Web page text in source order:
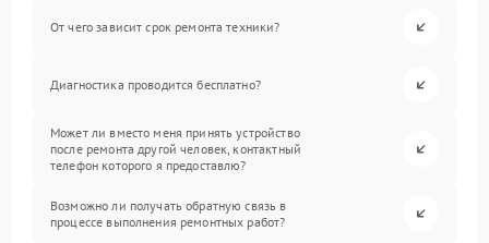
От чего зависит срок ремонта техники?
Диагностика проводится бесплатно?
Может ли вместо меня принять устройство
после ремонта другой человек, контактный
телефон которого я предоставлю?
Возможно ли получать обратную связь в
процессе выполнения ремонтных работ?